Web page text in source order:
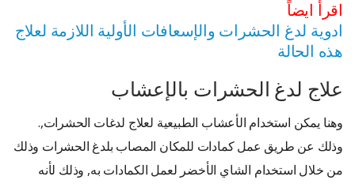
اقرأ ايضاً
ادوية لدغ الحشرات والإسعافات الأولية اللازمة لعلاج
هذه الحالة
علاج لدغ الحشرات بالإعشاب
وهنا يمكن استخدام الأعشاب الطبيعية لعلاج لدغات الحشرات,.
وذلك عن طريق عمل كمادات للمكان المصاب بلدغ الحشرات وذلك
من خلال استخدام الشاي الأخضر لعمل الكمادات به, وذلك لأنه